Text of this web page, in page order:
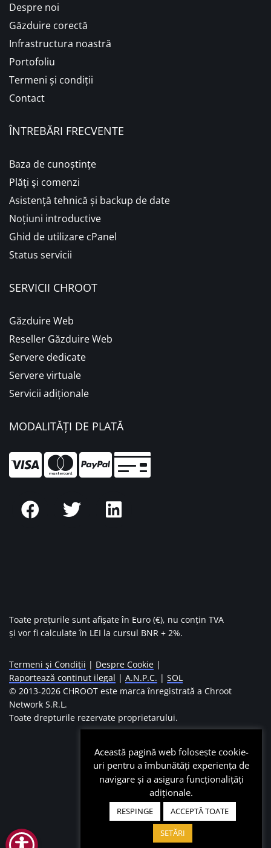
Despre noi
Găzduire corectă
Infrastructura noastră
Portofoliu
Termeni și condiții
Contact
ÎNTREBĂRI FRECVENTE
Baza de cunoștințe
Plăţi şi comenzi
Asistență tehnică și backup de date
Noțiuni introductive
Ghid de utilizare cPanel
Status servicii
SERVICII CHROOT
Găzduire Web
Reseller Găzduire Web
Servere dedicate
Servere virtuale
Servicii adiționale
MODALITĂȚI DE PLATĂ
Toate prețurile sunt afișate în Euro (€), nu conțin TVA
și vor fi calculate în LEI la cursul BNR + 2%.
Termeni și Condiții | Despre Cookie |
Raportează conținut ilegal | A.N.P.C. | SOL
© 2013-2026 CHROOT este marca înregistrată a Chroot
Network S.R.L.
Toate drepturile rezervate proprietarului.
Această pagină web folosește cookie-
uri pentru a îmbunătăți experiența de
navigare și a asigura funcționalițăți
adiționale.
RESPINGE
ACCEPTĂ TOATE
SETĂRI